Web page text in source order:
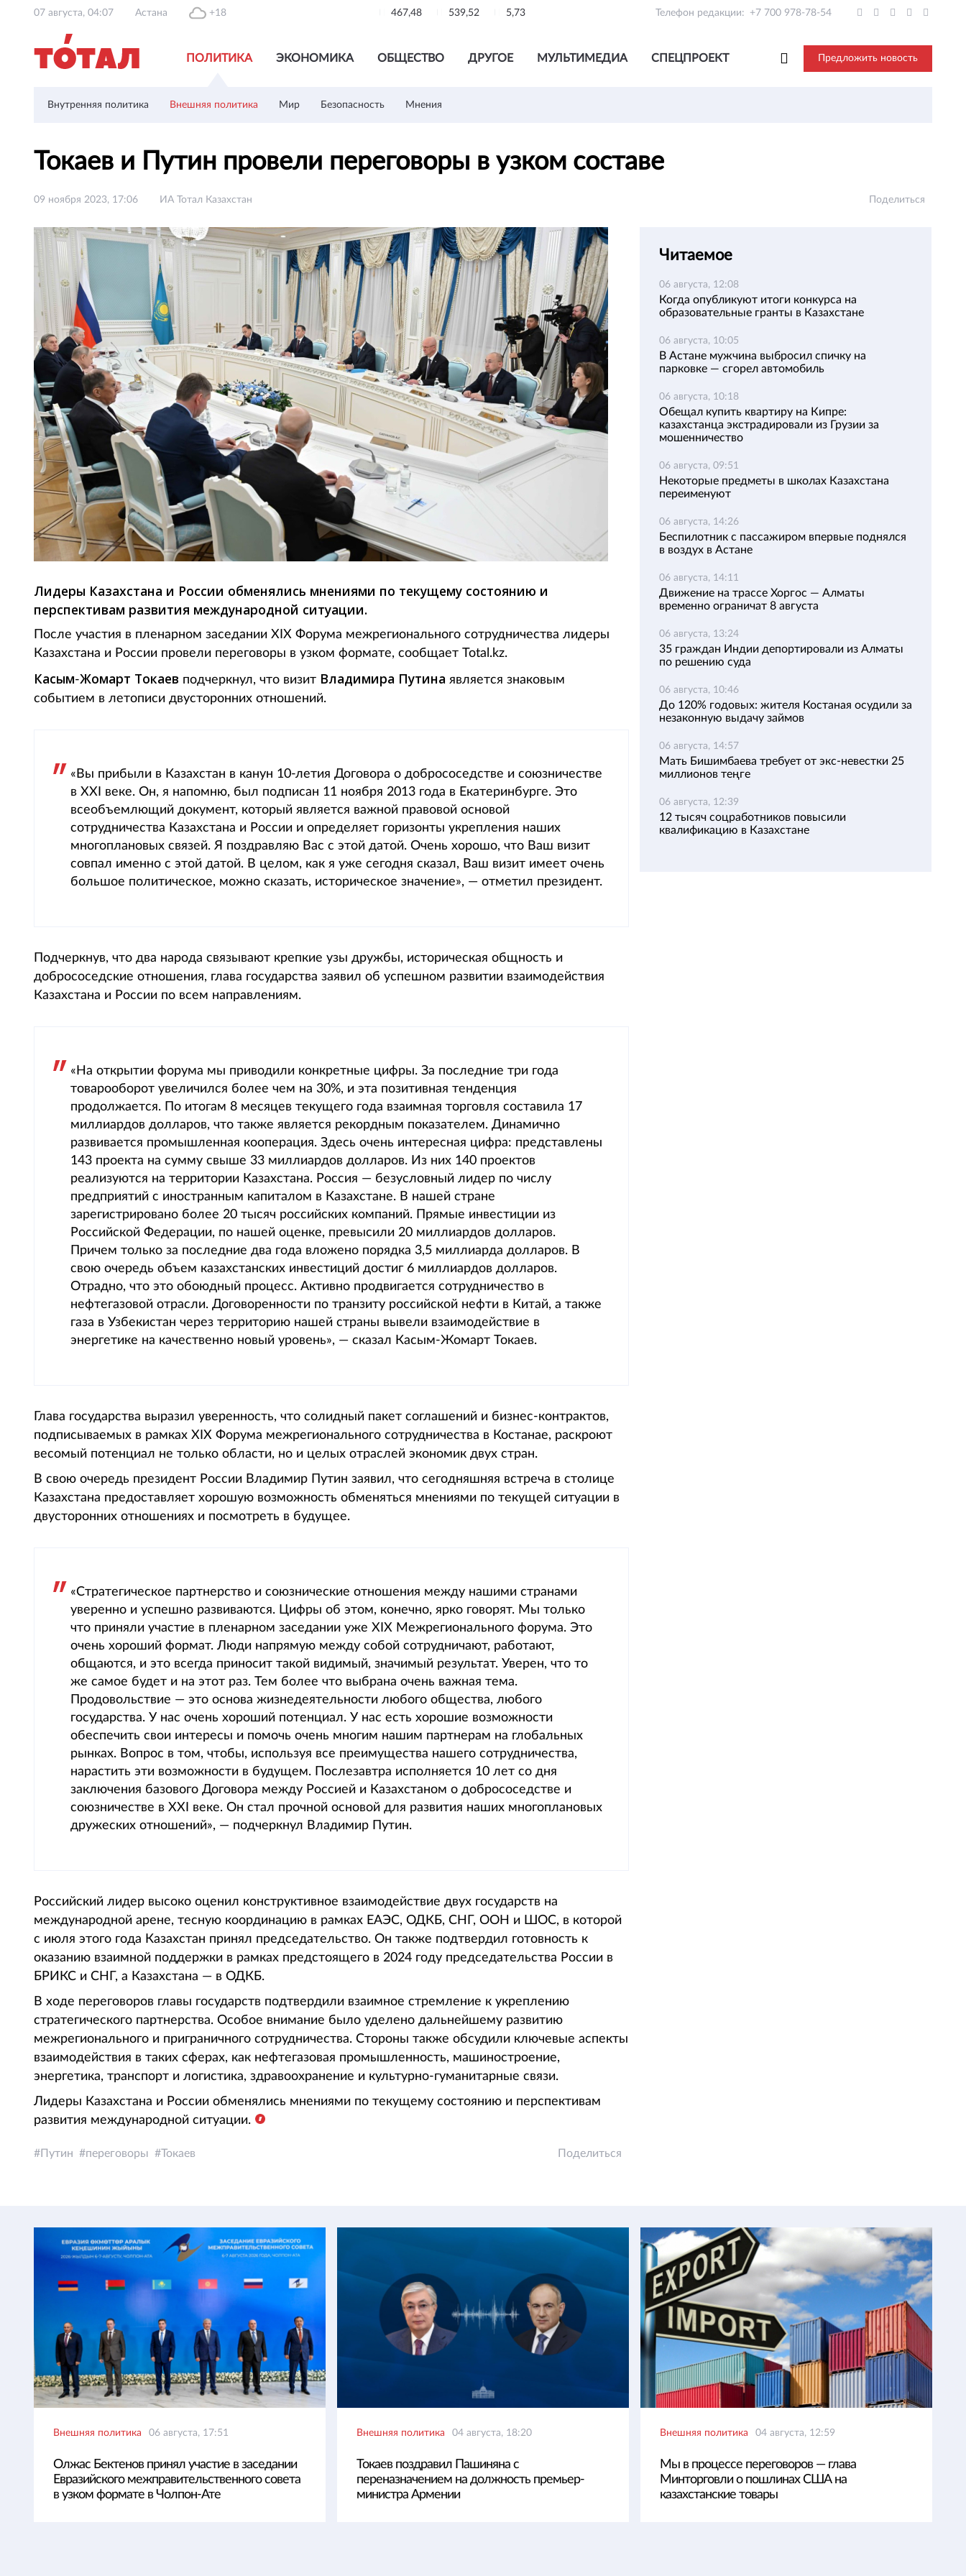
07 августа, 04:07 Астана +18 467,48 539,52 5,73 Телефон редакции: +7 700 978-78-54
ПОЛИТИКА ЭКОНОМИКА ОБЩЕСТВО ДРУГОЕ МУЛЬТИМЕДИА СПЕЦПРОЕКТ Предложить новость
Внутренняя политика Внешняя политика Мир Безопасность Мнения
Токаев и Путин провели переговоры в узком составе
09 ноября 2023, 17:06 ИА Тотал Казахстан Поделиться
Лидеры Казахстана и России обменялись мнениями по текущему состоянию и
перспективам развития международной ситуации.
После участия в пленарном заседании XIX Форума межрегионального сотрудничества лидеры
Казахстана и России провели переговоры в узком формате, сообщает Total.kz.
Касым-Жомарт Токаев подчеркнул, что визит Владимира Путина является знаковым
событием в летописи двусторонних отношений.
«Вы прибыли в Казахстан в канун 10-летия Договора о добрососедстве и союзничестве
в XXI веке. Он, я напомню, был подписан 11 ноября 2013 года в Екатеринбурге. Это
всеобъемлющий документ, который является важной правовой основой
сотрудничества Казахстана и России и определяет горизонты укрепления наших
многоплановых связей. Я поздравляю Вас с этой датой. Очень хорошо, что Ваш визит
совпал именно с этой датой. В целом, как я уже сегодня сказал, Ваш визит имеет очень
большое политическое, можно сказать, историческое значение», — отметил президент.
Подчеркнув, что два народа связывают крепкие узы дружбы, историческая общность и
добрососедские отношения, глава государства заявил об успешном развитии взаимодействия
Казахстана и России по всем направлениям.
«На открытии форума мы приводили конкретные цифры. За последние три года
товарооборот увеличился более чем на 30%, и эта позитивная тенденция
продолжается. По итогам 8 месяцев текущего года взаимная торговля составила 17
миллиардов долларов, что также является рекордным показателем. Динамично
развивается промышленная кооперация. Здесь очень интересная цифра: представлены
143 проекта на сумму свыше 33 миллиардов долларов. Из них 140 проектов
реализуются на территории Казахстана. Россия — безусловный лидер по числу
предприятий с иностранным капиталом в Казахстане. В нашей стране
зарегистрировано более 20 тысяч российских компаний. Прямые инвестиции из
Российской Федерации, по нашей оценке, превысили 20 миллиардов долларов.
Причем только за последние два года вложено порядка 3,5 миллиарда долларов. В
свою очередь объем казахстанских инвестиций достиг 6 миллиардов долларов.
Отрадно, что это обоюдный процесс. Активно продвигается сотрудничество в
нефтегазовой отрасли. Договоренности по транзиту российской нефти в Китай, а также
газа в Узбекистан через территорию нашей страны вывели взаимодействие в
энергетике на качественно новый уровень», — сказал Касым-Жомарт Токаев.
Глава государства выразил уверенность, что солидный пакет соглашений и бизнес-контрактов,
подписываемых в рамках XIX Форума межрегионального сотрудничества в Костанае, раскроют
весомый потенциал не только области, но и целых отраслей экономик двух стран.
В свою очередь президент России Владимир Путин заявил, что сегодняшняя встреча в столице
Казахстана предоставляет хорошую возможность обменяться мнениями по текущей ситуации в
двусторонних отношениях и посмотреть в будущее.
«Стратегическое партнерство и союзнические отношения между нашими странами
уверенно и успешно развиваются. Цифры об этом, конечно, ярко говорят. Мы только
что приняли участие в пленарном заседании уже ХIХ Межрегионального форума. Это
очень хороший формат. Люди напрямую между собой сотрудничают, работают,
общаются, и это всегда приносит такой видимый, значимый результат. Уверен, что то
же самое будет и на этот раз. Тем более что выбрана очень важная тема.
Продовольствие — это основа жизнедеятельности любого общества, любого
государства. У нас очень хороший потенциал. У нас есть хорошие возможности
обеспечить свои интересы и помочь очень многим нашим партнерам на глобальных
рынках. Вопрос в том, чтобы, используя все преимущества нашего сотрудничества,
нарастить эти возможности в будущем. Послезавтра исполняется 10 лет со дня
заключения базового Договора между Россией и Казахстаном о добрососедстве и
союзничестве в XXI веке. Он стал прочной основой для развития наших многоплановых
дружеских отношений», — подчеркнул Владимир Путин.
Российский лидер высоко оценил конструктивное взаимодействие двух государств на
международной арене, тесную координацию в рамках ЕАЭС, ОДКБ, СНГ, ООН и ШОС, в которой
с июля этого года Казахстан принял председательство. Он также подтвердил готовность к
оказанию взаимной поддержки в рамках предстоящего в 2024 году председательства России в
БРИКС и СНГ, а Казахстана — в ОДКБ.
В ходе переговоров главы государств подтвердили взаимное стремление к укреплению
стратегического партнерства. Особое внимание было уделено дальнейшему развитию
межрегионального и приграничного сотрудничества. Стороны также обсудили ключевые аспекты
взаимодействия в таких сферах, как нефтегазовая промышленность, машиностроение,
энергетика, транспорт и логистика, здравоохранение и культурно-гуманитарные связи.
Лидеры Казахстана и России обменялись мнениями по текущему состоянию и перспективам
развития международной ситуации.
Путин переговоры Токаев Поделиться
Читаемое
06 августа, 12:08
Когда опубликуют итоги конкурса на
образовательные гранты в Казахстане
06 августа, 10:05
В Астане мужчина выбросил спичку на
парковке — сгорел автомобиль
06 августа, 10:18
Обещал купить квартиру на Кипре:
казахстанца экстрадировали из Грузии за
мошенничество
06 августа, 09:51
Некоторые предметы в школах Казахстана
переименуют
06 августа, 14:26
Беспилотник с пассажиром впервые поднялся
в воздух в Астане
06 августа, 14:11
Движение на трассе Хоргос — Алматы
временно ограничат 8 августа
06 августа, 13:24
35 граждан Индии депортировали из Алматы
по решению суда
06 августа, 10:46
До 120% годовых: жителя Костаная осудили за
незаконную выдачу займов
06 августа, 14:57
Мать Бишимбаева требует от экс-невестки 25
миллионов теңге
06 августа, 12:39
12 тысяч соцработников повысили
квалификацию в Казахстане
Внешняя политика 06 августа, 17:51
Олжас Бектенов принял участие в заседании
Евразийского межправительственного совета
в узком формате в Чолпон-Ате
Внешняя политика 04 августа, 18:20
Токаев поздравил Пашиняна с
переназначением на должность премьер-
министра Армении
Внешняя политика 04 августа, 12:59
Мы в процессе переговоров — глава
Минторговли о пошлинах США на
казахстанские товары